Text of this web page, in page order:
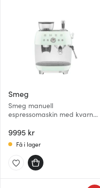
Smeg
Smeg manuell
espressomaskin med kvarn
9995 kr
Få i lager